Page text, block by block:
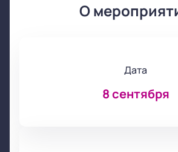
О
Дата
8 сентября